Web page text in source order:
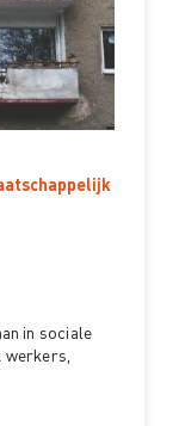
in sociale
werkers,